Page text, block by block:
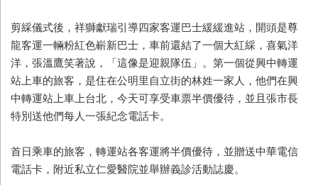
剪綵儀式後，祥獅獻瑞引導四家客運巴士緩緩進站，開頭是尊
龍客運一輛粉紅色嶄新巴士，車前還結了一個大紅綵，喜氣洋
洋，張溫鷹笑著說，「這像是迎親隊伍」。第一個從興中轉運
站上車的旅客，是住在公明里自立街的林姓一家人，他們在興
中轉運站上車上台北，今天可享受車票半價優待，並且張市長
特別送他們每人一張紀念電話卡。
首日乘車的旅客，轉運站各客運將半價優待，並贈送中華電信
電話卡，附近私立仁愛醫院並舉辦義診活動誌慶。